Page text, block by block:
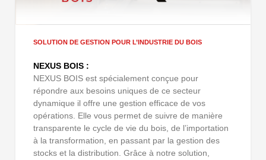
SOLUTION DE GESTION POUR L’INDUSTRIE DU BOIS
NEXUS BOIS :
NEXUS BOIS est spécialement conçue pour
répondre aux besoins uniques de ce secteur
dynamique il offre une gestion efficace de vos
opérations. Elle vous permet de suivre de manière
transparente le cycle de vie du bois, de l’importation
à la transformation, en passant par la gestion des
stocks et la distribution. Grâce à notre solution,